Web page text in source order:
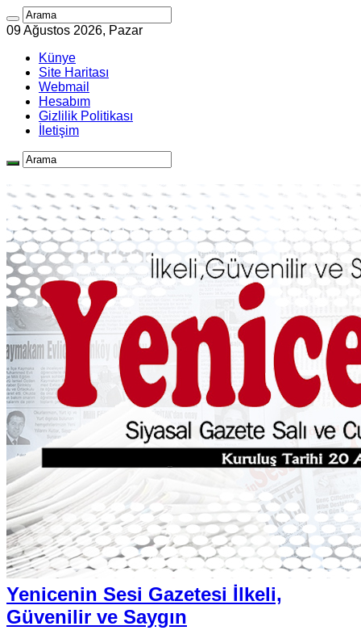
09 Ağustos 2026, Pazar
Künye
Site Haritası
Webmail
Hesabım
Gizlilik Politikası
İletişim
Yenicenin Sesi Gazetesi İlkeli,
Güvenilir ve Saygın